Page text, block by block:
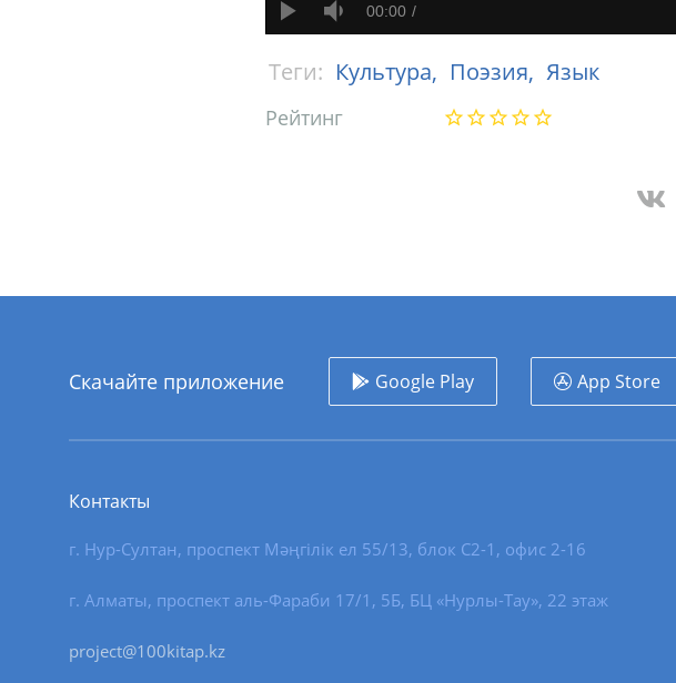
00:00
Теги: Культура, Поэзия, Язык
Рейтинг
Скачайте приложение Google Play App Store
Контакты
г. Нур-Султан, проспект Мәңгілік ел 55/13, блок С2-1, офис 2-16
г. Алматы, проспект аль-Фараби 17/1, 5Б, БЦ «Нурлы-Тау», 22 этаж
project@100kitap.kz